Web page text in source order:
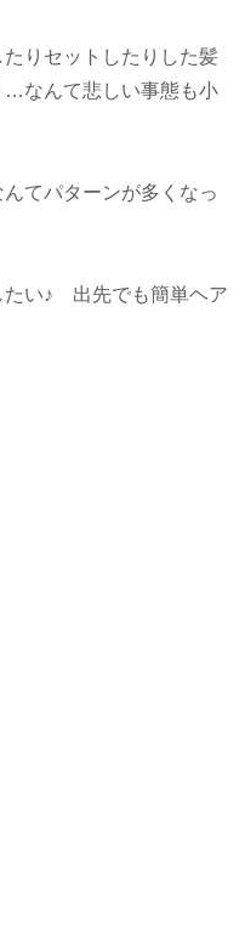
りセットしたりした髪
…なんて悲しい事態も小
てパターンが多くなっ
たい♪ 出先でも簡単ヘア